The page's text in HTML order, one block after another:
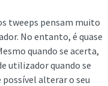
tweeps pensam muito
No entanto, é quase
quando se acerta,
utilizador quando se
alterar o seu